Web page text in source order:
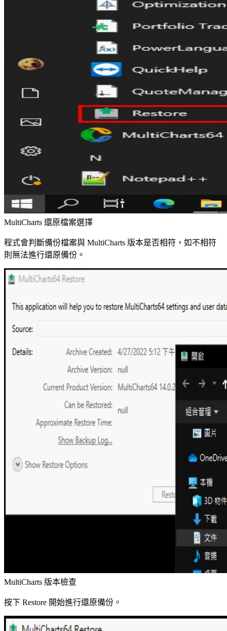
MultiCharts 還原檔案選擇
程式會判斷備份檔案與 MultiCharts 版本是否相符，如不相符
則無法進行還原備份。
MultiCharts 版本檢查
按下 Restore 開始進行還原備份。